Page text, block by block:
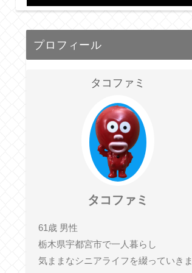
プロフィール
タコファミ
タコファミ
61歳 男性
栃木県宇都宮市で一人暮らし
気ままなシニアライフを綴っていきま